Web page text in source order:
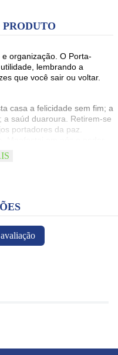
organização. O Porta-
lembrando a
que você sair ou voltar.
casa a felicidade sem fim; a
saúd duaroura. Retirem-se
portadores da paz.
casa em nome do Pai e do
de vidro